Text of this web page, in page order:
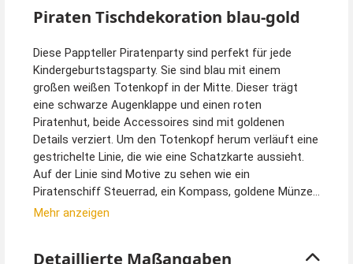
Piraten Tischdekoration blau-gold
Diese Pappteller Piratenparty sind perfekt für jede
Kindergeburtstagsparty. Sie sind blau mit einem
großen weißen Totenkopf in der Mitte. Dieser trägt
eine schwarze Augenklappe und einen roten
Piratenhut, beide Accessoires sind mit goldenen
Details verziert. Um den Totenkopf herum verläuft eine
gestrichelte Linie, die wie eine Schatzkarte aussieht.
Auf der Linie sind Motive zu sehen wie ein
Piratenschiff Steuerrad, ein Kompass, goldene Münzen
und eine Schatztruhe. Der Rand dieser Pappteller ist
8 Stück im Set. Durch die goldenen Elemente wirkt
Mehr anzeigen
Detaillierte Maßangaben